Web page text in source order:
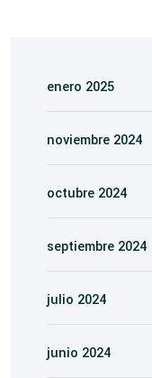
enero 2025
noviembre 2024
octubre 2024
septiembre 2024
julio 2024
junio 2024